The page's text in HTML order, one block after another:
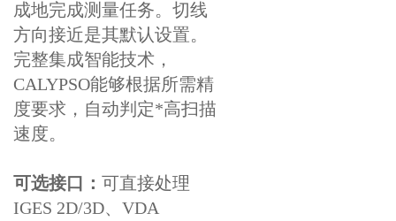
成地完成测量任务。切线
方向接近是其默认设置。
完整集成智能技术，
CALYPSO能够根据所需精
度要求，自动判定*高扫描
速度。
可选接口： 可直接处理
IGES 2D/3D、VDA